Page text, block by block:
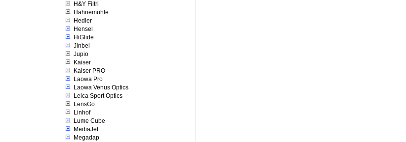
H&Y Filtri
Hahnemuhle
Hedler
Hensel
HiGlide
Jinbei
Jupio
Kaiser
Kaiser PRO
Laowa Pro
Laowa Venus Optics
Leica Sport Optics
LensGo
Linhof
Lume Cube
MediaJet
Megadap